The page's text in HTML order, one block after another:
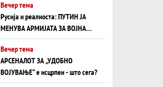
на балансирање на Вучиќ
Вечер тема
Русија и реалноста: ПУТИН ЈА
МЕНУВА АРМИЈАТА ЗА ВОЈНА
ШТО ОСТАНУВА БЕЗ ФРОНТ
Вечер тема
АРСЕНАЛОТ ЗА „УДОБНО
ВОЈУВАЊЕ“ е исцрпен - што сега?